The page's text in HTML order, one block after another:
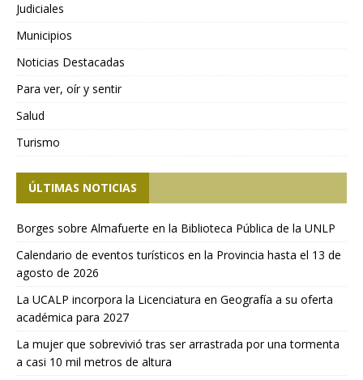
Judiciales
Municipios
Noticias Destacadas
Para ver, oír y sentir
Salud
Turismo
ÚLTIMAS NOTICIAS
Borges sobre Almafuerte en la Biblioteca Pública de la UNLP
Calendario de eventos turísticos en la Provincia hasta el 13 de
agosto de 2026
La UCALP incorpora la Licenciatura en Geografía a su oferta
académica para 2027
La mujer que sobrevivió tras ser arrastrada por una tormenta
a casi 10 mil metros de altura